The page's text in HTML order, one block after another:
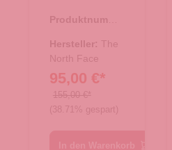
e/Rucksac
k Base
Camp
Duffel M
White
Dune-TNF
Produktnumme
Hersteller: The
North Face
95,00 €*
155,00 €*
(38.71% gespart)